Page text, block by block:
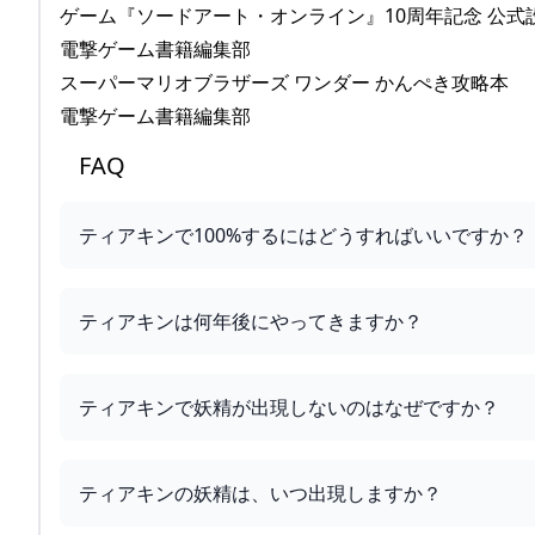
ゲーム『ソードアート・オンライン』10周年記念 公式
電撃ゲーム書籍編集部
スーパーマリオブラザーズ ワンダー かんぺき攻略本
電撃ゲーム書籍編集部
FAQ
ティアキンで100%するにはどうすればいいですか？
ティアキンは何年後にやってきますか？
ティアキンで妖精が出現しないのはなぜですか？
ティアキンの妖精は、いつ出現しますか？